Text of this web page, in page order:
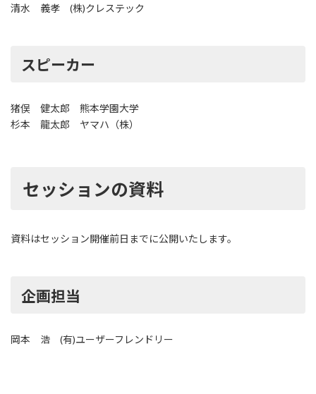
清水 義孝 (株)クレステック
スピーカー
猪俣 健太郎 熊本学園大学
杉本 龍太郎 ヤマハ（株）
セッションの資料
資料はセッション開催前日までに公開いたします。
企画担当
岡本 浩 (有)ユーザーフレンドリー